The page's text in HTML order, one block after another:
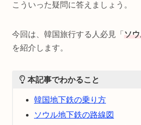
こういった疑問に答えましょう。
今回は、韓国旅行する人必見「 ソ
を紹介します。
本記事でわかること
韓国地下鉄の乗り方
ソウル地下鉄の路線図